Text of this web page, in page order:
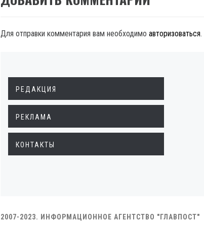
Для отправки комментария вам необходимо авторизоваться.
РЕДАКЦИЯ
РЕКЛАМА
КОНТАКТЫ
2007-2023. ИНФОРМАЦИОННОЕ АГЕНТСТВО "ГЛАВПОСТ"